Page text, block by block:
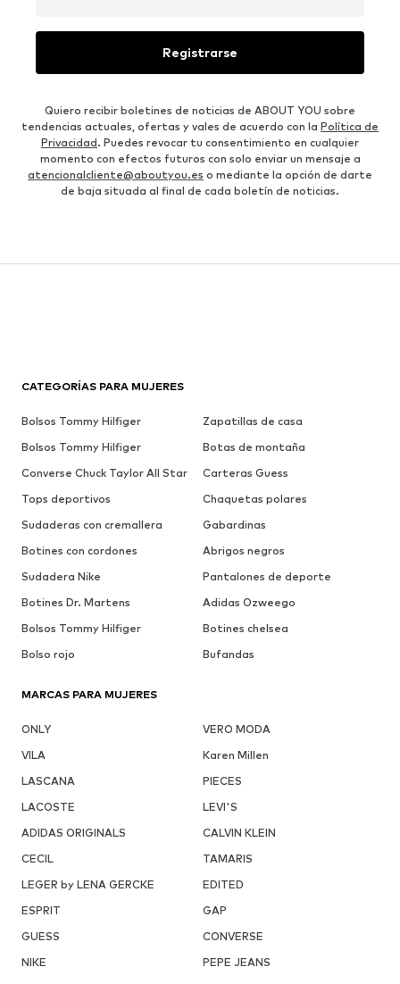
Registrarse
Quiero recibir boletines de noticias de ABOUT YOU sobre
tendencias actuales, ofertas y vales de acuerdo con la Política de
Privacidad. Puedes revocar tu consentimiento en cualquier
momento con efectos futuros con solo enviar un mensaje a
atencionalcliente@aboutyou.es o mediante la opción de darte
de baja situada al final de cada boletín de noticias.
CATEGORÍAS PARA MUJERES
Bolsos Tommy Hilfiger
Zapatillas de casa
Bolsos Tommy Hilfiger
Botas de montaña
Converse Chuck Taylor All Star
Carteras Guess
Tops deportivos
Chaquetas polares
Sudaderas con cremallera
Gabardinas
Botines con cordones
Abrigos negros
Sudadera Nike
Pantalones de deporte
Botines Dr. Martens
Adidas Ozweego
Bolsos Tommy Hilfiger
Botines chelsea
Bolso rojo
Bufandas
MARCAS PARA MUJERES
ONLY
VERO MODA
VILA
Karen Millen
LASCANA
PIECES
LACOSTE
LEVI'S
ADIDAS ORIGINALS
CALVIN KLEIN
CECIL
TAMARIS
LEGER by LENA GERCKE
EDITED
ESPRIT
GAP
GUESS
CONVERSE
NIKE
PEPE JEANS